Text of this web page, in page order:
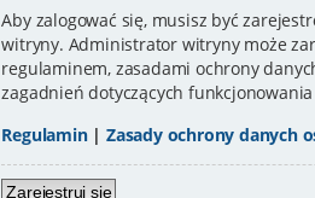
Aby zalogować się, musisz być
witryny. Administrator witryny może
regulaminem, zasadami ochrony
zagadnień dotyczących
Regulamin|Zasady ochrony danych
Zarejestruj się